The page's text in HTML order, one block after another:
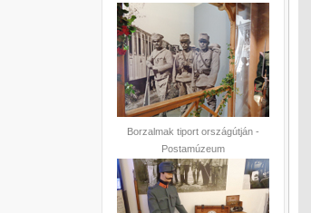
Borzalmak tiport országútján -
Postamúzeum